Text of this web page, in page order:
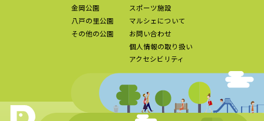
金岡公園
八戸の里公園
その他の公園
スポーツ施設
マルシェについて
お問い合わせ
個人情報の取り扱い
アクセシビリティ